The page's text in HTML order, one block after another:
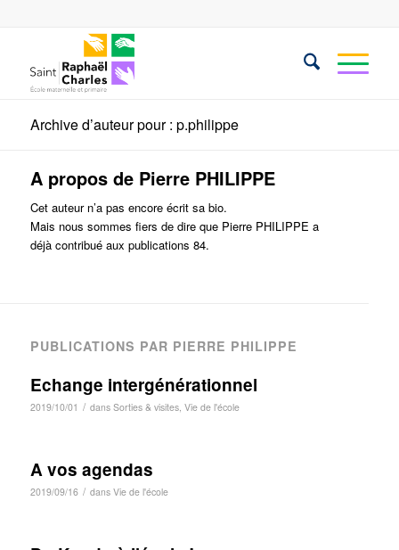
Archive d’auteur pour : p.philippe
A propos de Pierre PHILIPPE
Cet auteur n’a pas encore écrit sa bio.
Mais nous sommes fiers de dire que Pierre PHILIPPE a
déjà contribué aux publications 84.
PUBLICATIONS PAR PIERRE PHILIPPE
Echange intergénérationnel
2019/10/01 / dans Sorties & visites, Vie de l'école
A vos agendas
2019/09/16 / dans Vie de l'école